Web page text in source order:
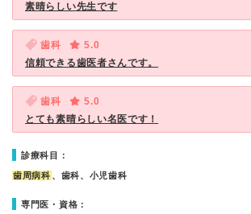
素晴らしい先生です
歯科
5.0
信頼できる歯医者さんです。
歯科
5.0
とても素晴らしい名医です！
診療科目：
歯周病科 、歯科、小児歯科
専門医・資格：